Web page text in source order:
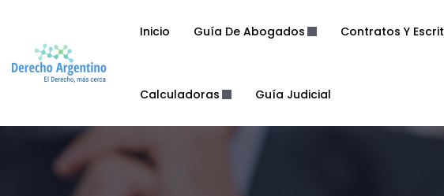
Inicio Guía De Abogados Contratos Y
Calculadoras Guía Judicial